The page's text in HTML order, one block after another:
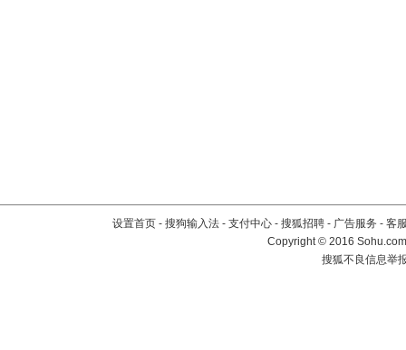
设置首页 - 搜狗输入法 - 支付中心 - 搜狐招聘 - 广告服务 - 客
Copyright©2016
搜狐不良信息举